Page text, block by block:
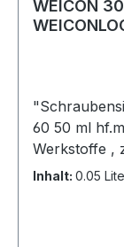
WEICON
60 50 ml
Werkstoffe ,
ohne
Inhalt: 0.05